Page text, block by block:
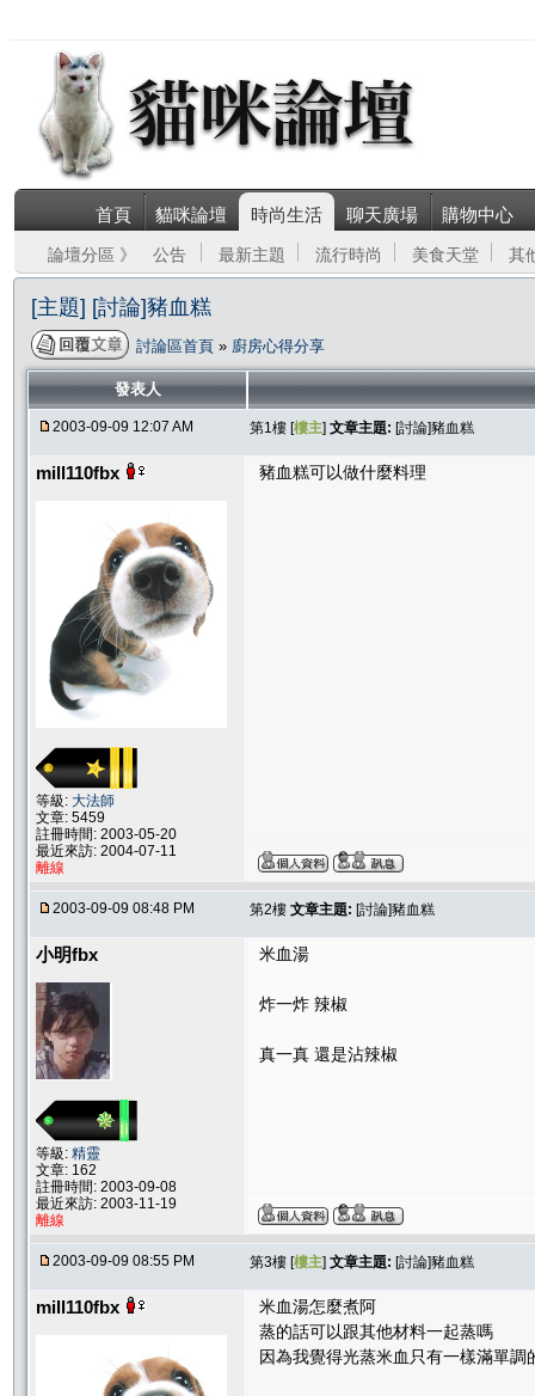
首頁 貓咪論壇 時尚生活 聊天廣場 購物中心
論壇分區 》 公告 最新主題 流行時尚 美食天堂 其
[主題] [討論]豬血糕
討論區首頁 » 廚房心得分享
發表人
2003-09-09 12:07 AM 第1樓 [樓主] 文章主題: [討論]豬血糕
mill110fbx
等級: 大法師
文章: 5459
註冊時間: 2003-05-20
最近來訪: 2004-07-11
離線
豬血糕可以做什麼料理
2003-09-09 08:48 PM 第2樓 文章主題: [討論]豬血糕
小明fbx
等級: 精靈
文章: 162
註冊時間: 2003-09-08
最近來訪: 2003-11-19
離線
米血湯
炸一炸 辣椒
真一真 還是沾辣椒
2003-09-09 08:55 PM 第3樓 [樓主] 文章主題: [討論]豬血糕
mill110fbx
米血湯怎麼煮阿
蒸的話可以跟其他材料一起蒸嗎
因為我覺得光蒸米血只有一樣滿單調